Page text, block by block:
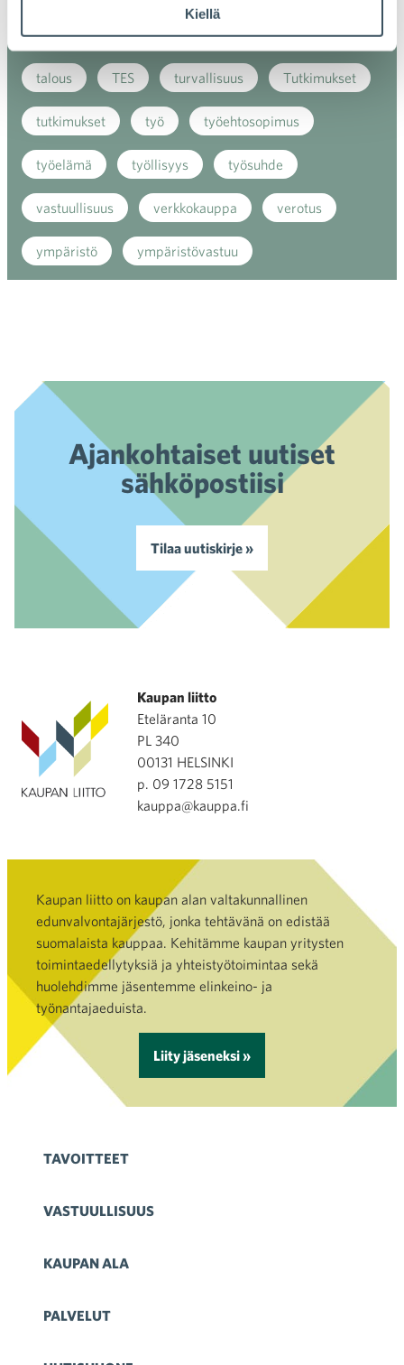
Kiellä
palvelut sosiaalinen vastuu sääntely
talous TES turvallisuus Tutkimukset
tutkimukset työ työehtosopimus
työelämä työllisyys työsuhde
vastuullisuus verkkokauppa verotus
ympäristö ympäristövastuu
Ajankohtaiset uutiset
sähköpostiisi
Tilaa uutiskirje »
Kaupan liitto
Eteläranta 10
PL 340
00131 HELSINKI
p. 09 1728 5151
kauppa@kauppa.fi
Kaupan liitto on kaupan alan valtakunnallinen
edunvalvontajärjestö, jonka tehtävänä on edistää
suomalaista kauppaa. Kehitämme kaupan yritysten
toimintaedellytyksiä ja yhteistyötoimintaa sekä
huolehdimme jäsentemme elinkeino- ja
työnantajaeduista.
Liity jäseneksi »
TAVOITTEET
VASTUULLISUUS
KAUPAN ALA
PALVELUT